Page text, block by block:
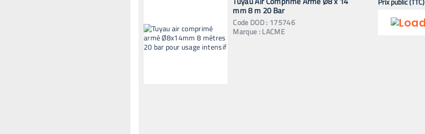
mm 8 m 20 Bar
Code DOD: 175746
Marque :LACME